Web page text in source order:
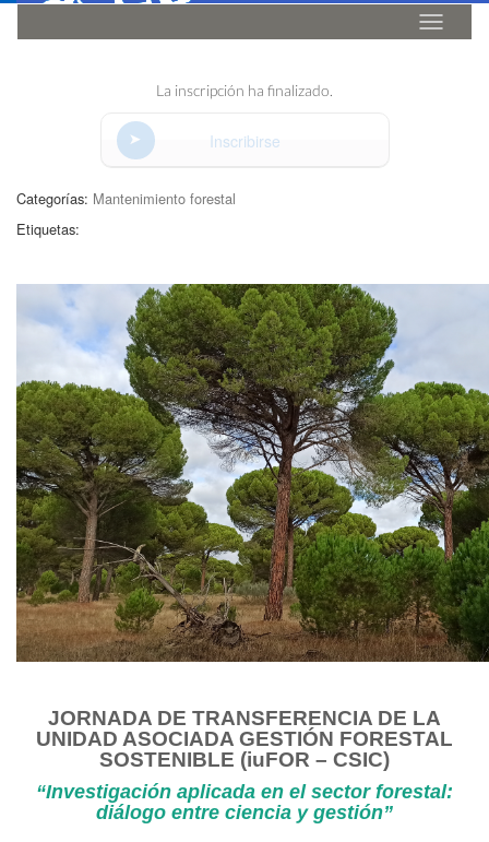
Idioma
La inscripción ha finalizado.
Inscribirse
Categorías: Mantenimiento forestal
Etiquetas:
JORNADA DE TRANSFERENCIA DE LA
UNIDAD ASOCIADA GESTIÓN FORESTAL
SOSTENIBLE (iuFOR – CSIC)
“Investigación aplicada en el sector forestal:
diálogo entre ciencia y gestión”